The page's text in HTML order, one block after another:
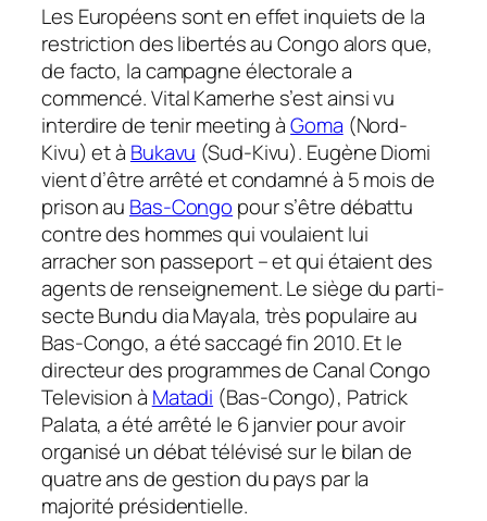
Les Européens sont en effet inquiets de la
restriction des libertés au Congo alors que,
de facto, la campagne électorale a
commencé. Vital Kamerhe s’est ainsi vu
interdire de tenir meeting àGoma (Nord-
Kivu) et à Bukavu (Sud-Kivu). Eugène Diomi
vient d’être arrêté et condamné à 5 mois de
prison au Bas-Congo pour s’être débattu
contre des hommes qui voulaient lui
arracher son passeport – et qui étaient des
agents de renseignement. Le siège du parti-
secte Bundu dia Mayala, très populaire au
Bas-Congo, a été saccagé fin 2010. Et le
directeur des programmes de Canal Congo
Television à Matadi (Bas-Congo), Patrick
Palata, a été arrêté le 6 janvier pour avoir
organisé un débat télévisé sur le bilan de
quatre ans de gestion du pays par la
majorité présidentielle.